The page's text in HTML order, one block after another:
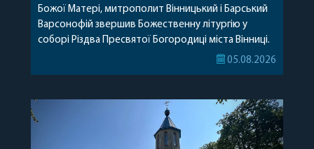
Божої Матері, митрополит Вінницький і Барський
Варсонофій звершив Божественну літургію у
соборі Різдва Пресвятої Богородиці міста Вінниці.
Його Високопреосвященству співслужили
священному сані. Під час богослужіння підносилися
особливі молитви за мир в Україні, за воїнів, які
05.08.2026